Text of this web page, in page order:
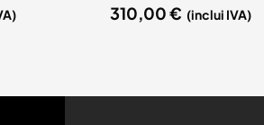
310,00€ (inclui IVA)